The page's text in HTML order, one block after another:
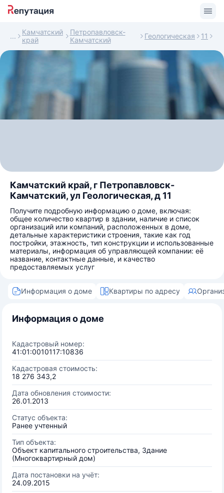
Камчатский
край
Петропавловск-
Камчатский
Геологическая 11
Камчатский край, г Петропавловск-
Камчатский, ул Геологическая, д 11
Получите подробную информацию о доме, включая:
общее количество квартир в здании, наличие и список
организаций или компаний, расположенных в доме,
детальные характеристики строения, такие как год
постройки, этажность, тип конструкции и использованные
материалы, информация об управляющей компании: её
название, контактные данные, и качество
предоставляемых услуг
Информация о доме Квартиры по адресу
Информация о доме
Кадастровый номер:
41:01:0010117:10836
Кадастровая стоимость:
18 276 343,2
Дата обновления стоимости:
26.01.2013
Статус объекта:
Ранее учтенный
Тип объекта:
Объект капитального строительства, Здание
(Многоквартирный дом)
Дата постановки на учёт:
24.09.2015